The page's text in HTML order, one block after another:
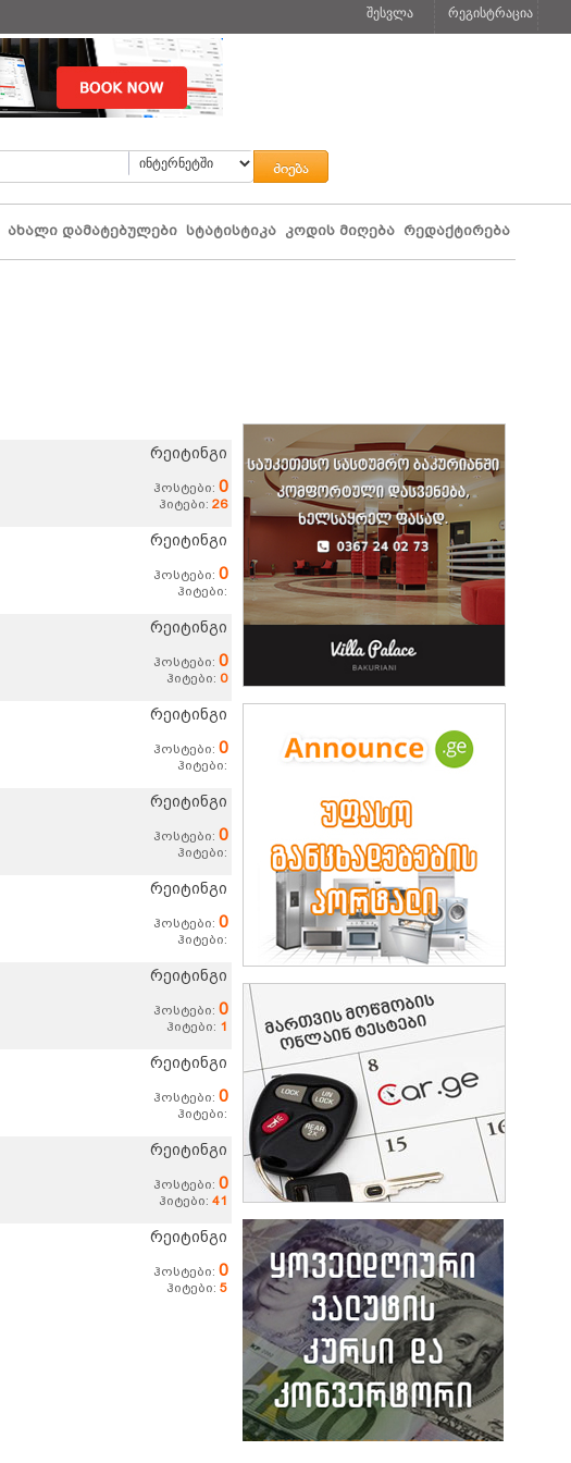
შესვლა რეგისტრაცია
ახალი დამატებულები სტატისტიკა კოდის მიღება რედაქტირება
რეიტინგი
ჰოსტები: 0
ჰიტები: 26
რეიტინგი
ჰოსტები: 0
ჰიტები:
რეიტინგი
ჰოსტები: 0
ჰიტები: 0
რეიტინგი
ჰოსტები: 0
ჰიტები:
რეიტინგი
ჰოსტები: 0
ჰიტები:
რეიტინგი
ჰოსტები: 0
ჰიტები:
რეიტინგი
ჰოსტები: 0
ჰიტები: 1
რეიტინგი
ჰოსტები: 0
ჰიტები:
რეიტინგი
ჰოსტები: 0
ჰიტები: 41
რეიტინგი
ჰოსტები: 0
ჰიტები: 5